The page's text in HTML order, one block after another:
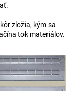
zložia, kým sa
tok materiálov.